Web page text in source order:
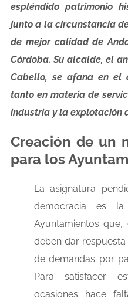
espléndido patrimonio
junto a la circunstancia
de mejor calidad de
Córdoba. Su alcalde, el
Cabello, se afana en el
tanto en materia de
industria y la explotación
Creación de un
para los
La asignatura
democracia es
Ayuntamientos
deben dar
de demandas por
Para satisfacer
ocasiones hace